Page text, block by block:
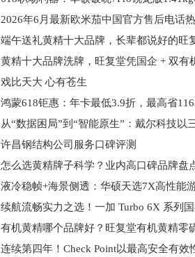
戏比天大 心有苍生
许昌钢结构公司服务口碑评测